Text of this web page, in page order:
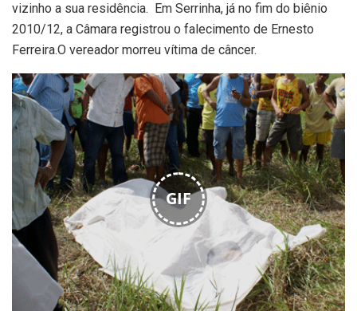
vizinho a sua residência. Em Serrinha, já no fim do biênio
2010/12, a Câmara registrou o falecimento de Ernesto
Ferreira.O vereador morreu vítima de câncer.
GIF